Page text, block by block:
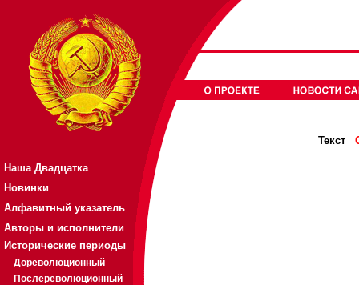
Наша Двадцатка
Новинки
Алфавитный указатель
Авторы и исполнители
Исторические периоды
Дореволюционный
Послереволюционный
Текст